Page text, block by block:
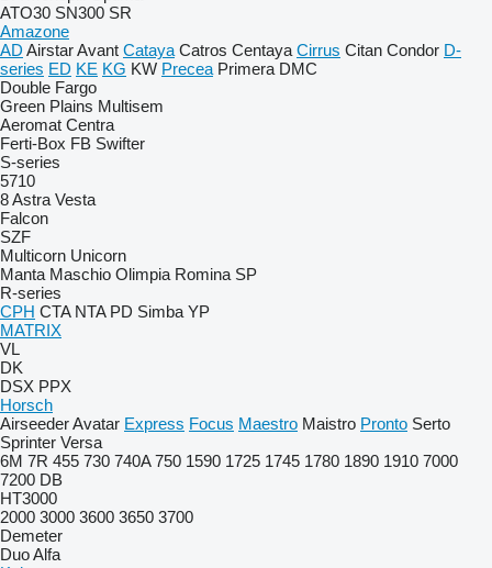
ATO30 SN300 SR
Amazone
AD AirstarAvant Cataya Catros Centaya Cirrus Citan Condor D-
series ED KE KG KW Precea Primera DMC
Double Fargo
Green Plains Multisem
Aeromat Centra
Ferti-Box FB Swifter
S-series
5710
8Astra Vesta
Falcon
SZF
Multicorn Unicorn
Manta Maschio Olimpia Romina SP
R-series
CPH CTA NTA PD Simba YP
MATRIX
VL
DK
DSX PPX
Horsch
AirseederAvatar Express Focus Maestro Maistro Pronto Serto
Sprinter Versa
6M 7R 455 730 740A 750 1590 1725 1745 1780 1890 1910 7000
7200 DB
HT3000
2000 3000 3600 3650 3700
Demeter
Duo Alfa